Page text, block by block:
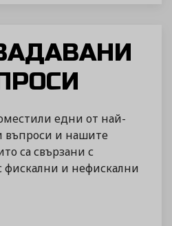
едни от най-
въпроси и нашите
са свързани с
фискални и нефискални